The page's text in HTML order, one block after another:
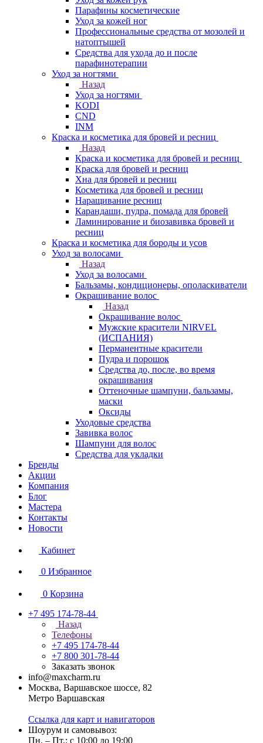
Парафины косметические
Уход за кожей ног
Профессиональные средства от мозолей и
натоптышей
Средства для ухода до и после
парафинотерапии
Уход за ногтями
Назад
Уход за ногтями
KODI
CND
INM
Краска и косметика для бровей и ресниц
Назад
Краска и косметика для бровей и ресниц
Краска для бровей и ресниц
Хна для бровей и ресниц
Косметика для бровей и ресниц
Наращивание ресниц
Карандаши, пудра, помада для бровей
Ламинирование и биозавивка бровей и
ресниц
Краска и косметика для бороды и усов
Уход за волосами
Назад
Уход за волосами
Бальзамы, кондиционеры, ополаскиватели
Окрашивание волос
Назад
Окрашивание волос
Мужские красители NIRVEL
(ИСПАНИЯ)
Перманентные красители
Пудра и порошок
Средства до, после, во время
окрашивания
Оттеночные шампуни, бальзамы,
маски
Оксиды
Уходовые средства
Завивка волос
Шампуни для волос
Средства для укладки
Бренды
Акции
Компания
Блог
Мастера
Контакты
Новости
Кабинет
0 Избранное
0 Корзина
+7 495 174-78-44
Назад
Телефоны
+7 495 174-78-44
+7 800 301-78-44
Заказать звонок
info@maxcharm.ru
Москва, Варшавское шоссе, 82
Метро Варшавская
Ссылка для карт и навигаторов
Шоурум и самовывоз:
Пн. – Пт.: с 10:00 до 19:00